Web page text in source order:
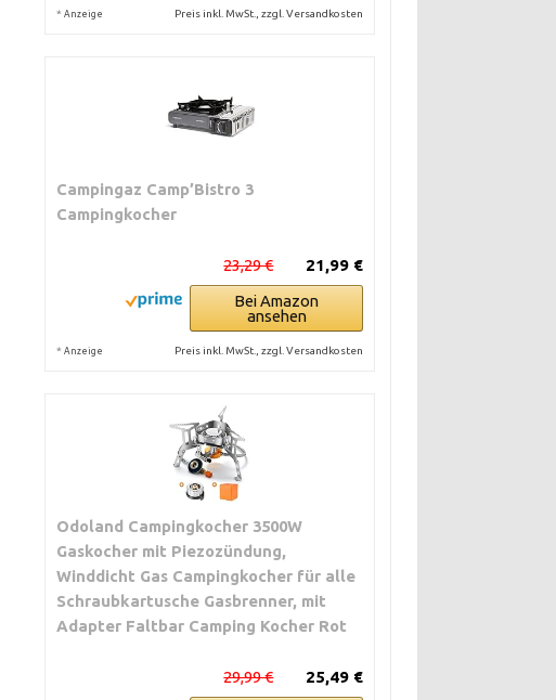
* Anzeige Preis inkl. MwSt., zzgl. Versandkosten
Campingaz Camp’Bistro 3
Campingkocher
21,99 €
23,29 €
Bei Amazon
ansehen
* Anzeige Preis inkl. MwSt., zzgl. Versandkosten
Odoland Campingkocher 3500W
Gaskocher mit Piezozündung,
Winddicht Gas Campingkocher für alle
Schraubkartusche Gasbrenner, mit
Adapter Faltbar Camping Kocher Rot
25,49 €
29,99 €